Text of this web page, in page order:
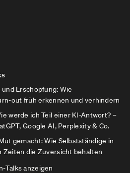
Erschöpfung: Wie
out früh erkennen und verhindern
werde ich Teil einer KI-Antwort? –
Google AI, Perplexity & Co.
gemacht: Wie Selbstständige in
Zeiten die Zuversicht behalten
Talks anzeigen